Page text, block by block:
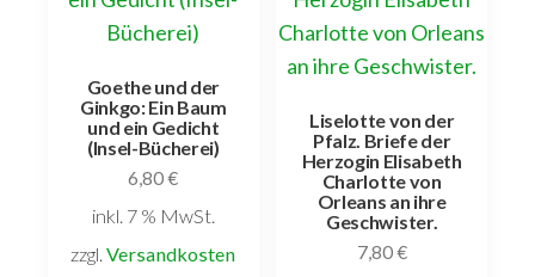
Goethe und der
Ginkgo: Ein Baum
und ein Gedicht
(Insel-Bücherei)
6,80€
inkl. 7 % MwSt.
zzgl.Versandkosten
Liselotte von der
Pfalz. Briefe der
Herzogin Elisabeth
Charlotte von
Orleans an ihre
Geschwister.
7,80€